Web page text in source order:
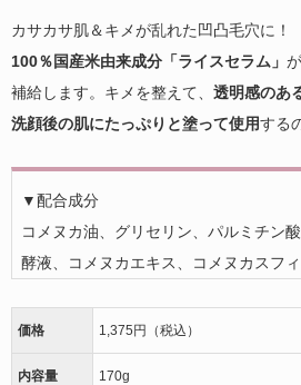
カサカサ肌＆キメが乱れた凹凸毛穴に！
100％国産米由来成分「ライスセラム」
補給します。キメを整えて、 透明感のあ
洗顔後の肌にたっぷりと塗って使用する
▼配合成分
コメヌカ油、グリセリン、パルミチン
酵液、コメヌカエキス、コメヌカスフ
価格 1,375円（税込）
内容量 170g